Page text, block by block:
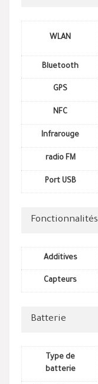
WLAN
Bluetooth
GPS
NFC
Infrarouge
radio FM
Port USB
Fonctionnalités
Additives
Capteurs
Batterie
Type de
batterie